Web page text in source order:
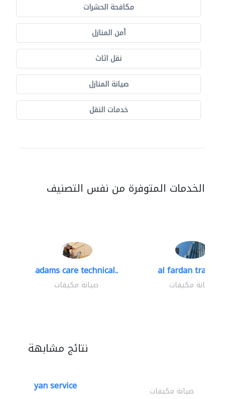
مكافحة الحشرات
أمن المنازل
نقل اثاث
صيانة المنازل
خدمات النقل
الخدمات المتوفرة من نفس التصنيف
adams care technical..
صيانة مكيفات
al fardan trading..
صيانة مكيفات
نتائج مشابهة
yan service صيانة مكيفات